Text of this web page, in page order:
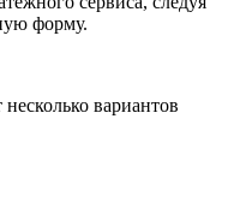
форму.
вариантов